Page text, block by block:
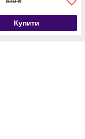
Купити